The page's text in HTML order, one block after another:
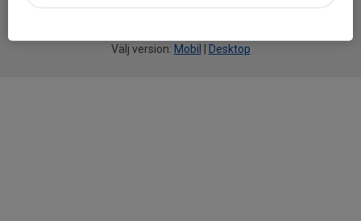
Välj version: Mobil Desktop